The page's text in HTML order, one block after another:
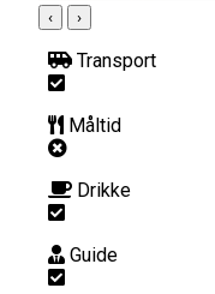
‹ ›
Transport
Måltid
Drikke
Guide